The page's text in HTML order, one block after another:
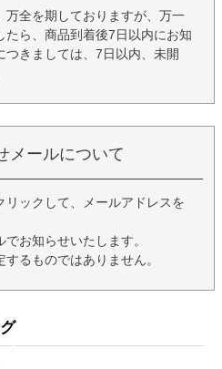
万全を期しておりますが、万一
ら、商品到着後7日以内にお知
つきましては、7日以内、未開
メールについて
リックして、メールアドレスを
お知らせいたします。
るものではありません。